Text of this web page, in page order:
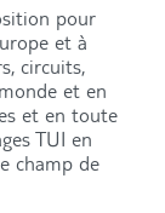
pour
et à
circuits,
et en
et en toute
TUI en
champ de